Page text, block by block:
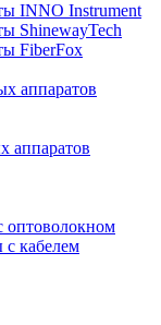
INNO Instrument
ShinewayTech
FiberFox
аппаратов
аппаратов
оптоволокном
кабелем